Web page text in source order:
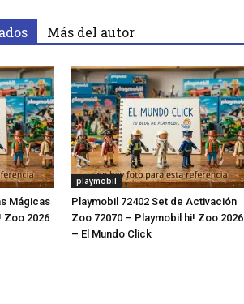
Más del autor
Mágicas
Zoo 2026
playmobil
Playmobil 72402 Set de Activación
Zoo 72070 – Playmobil hi! Zoo 2026
– El Mundo Click